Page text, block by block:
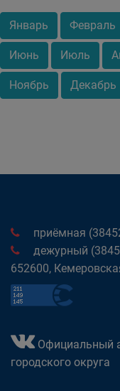
Январь Февраль
Июнь Июль
Ноябрь Декабрь
приёмная
дежурный
652600,
Официальный
городского округа